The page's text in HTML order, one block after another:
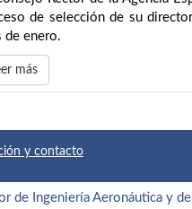
de selección de su
de enero.
más
y contacto
de Ingeniería Aeronáutica y